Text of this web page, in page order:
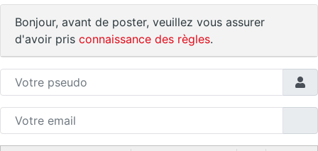
Bonjour, avant de poster, veuillez vous assurer
d'avoir pris connaissance des règles.